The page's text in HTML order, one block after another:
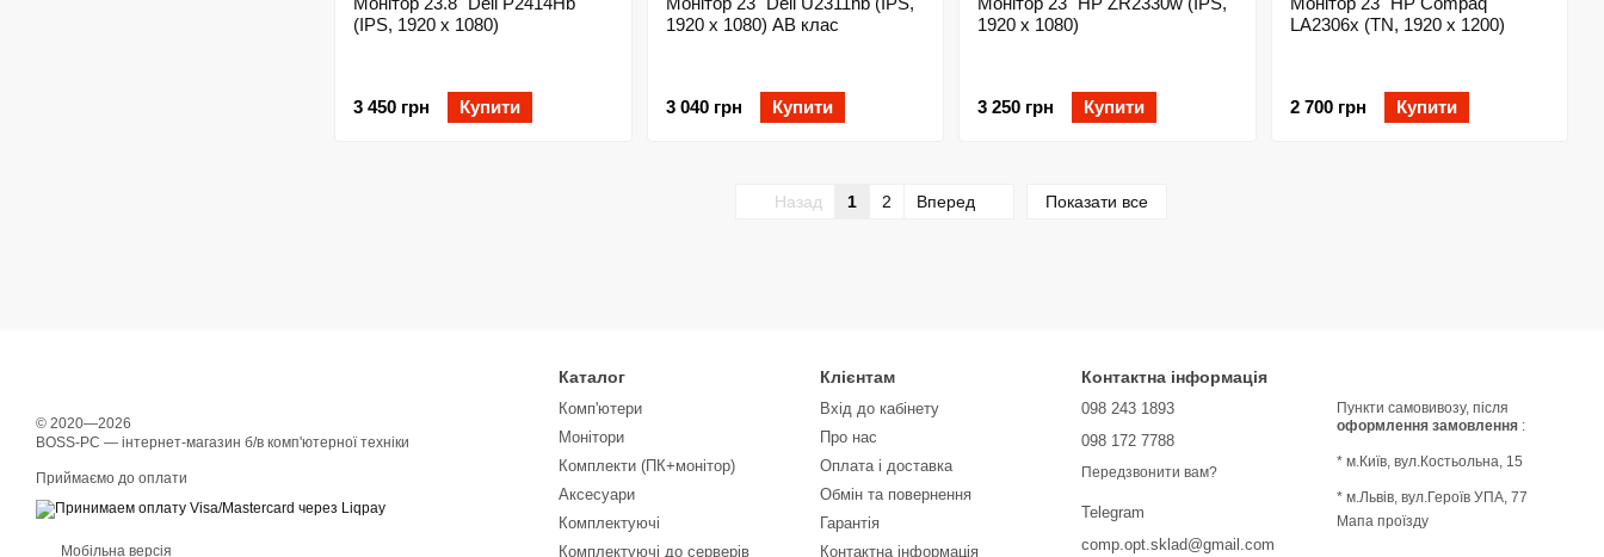
(IPS, 1920 x 1080)
3 450 грн Купити
1920 x 1080) AB клас
3 040 грн Купити
1920 x 1080)
3 250 грн Купити
LA2306x (TN, 1920 x 1200)
2 700 грн Купити
Назад 1 2 Вперед Показати все
© 2020—2026
BOSS-PC — інтернет-магазин б/в комп'ютерної техніки
Приймаємо до оплати
Мобільна версія
Каталог
Комп'ютери
Монітори
Комплекти (ПК+монітор)
Аксесуари
Комплектуючі
Комплектуючі до серверів
Клієнтам
Вхід до кабінету
Про нас
Оплата і доставка
Обмін та повернення
Гарантія
Контактна інформація
Контактна інформація
098 243 1893
098 172 7788
Передзвонити вам?
Telegram
comp.opt.sklad@gmail.com
Пункти самовивозу, після
оформлення замовлення :
* м.Київ, вул.Костьольна, 15
* м.Львів, вул.Героїв УПА, 77
Мапа проїзду